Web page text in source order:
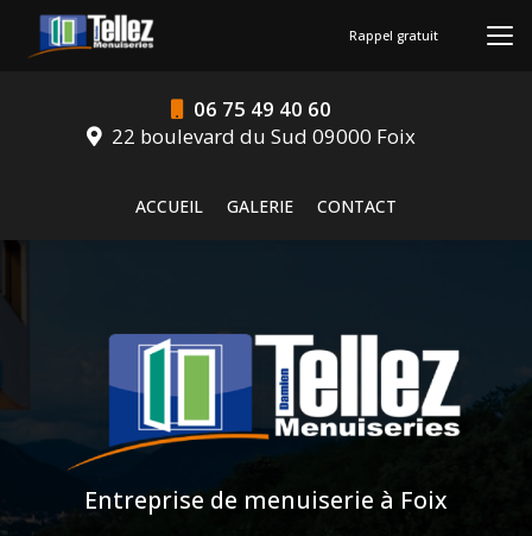
contenu
06 75 49 40 60
22 boulevard du Sud 09000 Foix
ACCUEIL
GALERIE CONTACT
Rappel gratuit
Entreprise de menuiserie à Foix